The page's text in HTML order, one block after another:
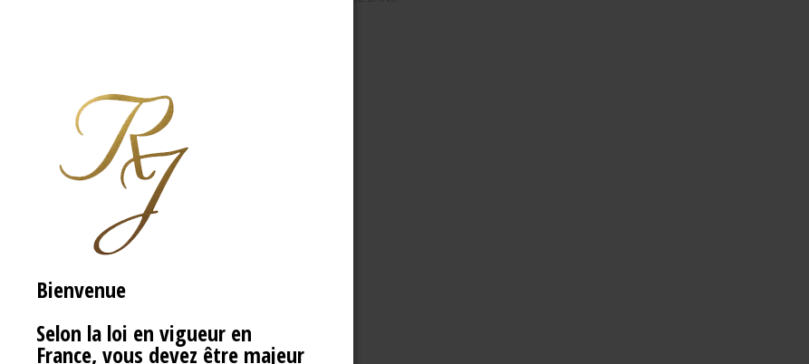
Bienvenue
Selon la loi en vigueur en
France, vous devez être majeur